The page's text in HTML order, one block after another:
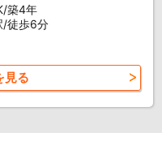
築4年
/徒歩6分
見る